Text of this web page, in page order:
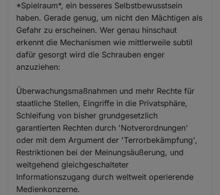
*Spielraum*, ein besseres Selbstbewusstsein
haben. Gerade genug, um nicht den Mächtigen als
Gefahr zu erscheinen. Wer genau hinschaut
erkennt die Mechanismen wie mittlerweile subtil
dafür gesorgt wird die Schrauben enger
anzuziehen:
Überwachungsmaßnahmen und mehr Rechte für
staatliche Stellen, Eingriffe in die Privatsphäre,
Schleifung von bisher grundgesetzlich
garantierten Rechten durch 'Notverordnungen'
oder mit dem Argument der 'Terrorbekämpfung',
Restriktionen bei der Meinungsäußerung, und
weitgehend gleichgeschalteter
Informationszugang durch weltweit operierende
Medienkonzerne.